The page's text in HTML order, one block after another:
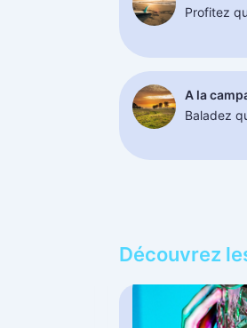
Profitez
A la
Baladez
Découvrez